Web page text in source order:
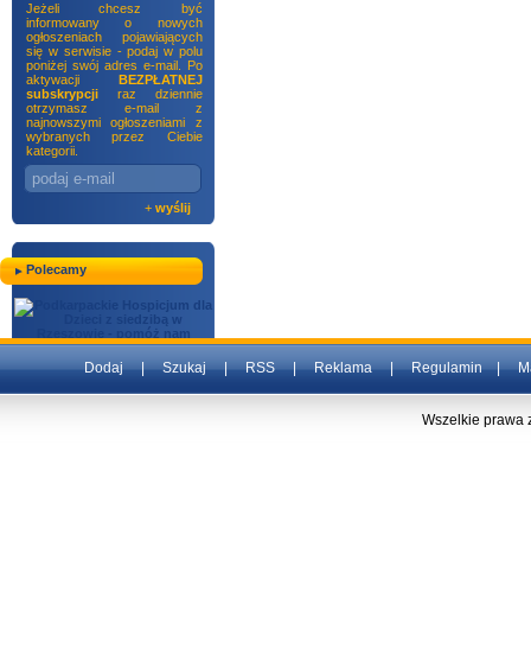
Jeżeli chcesz być
informowany o nowych
ogłoszeniach pojawiających
się w serwisie - podaj w polu
poniżej swój adres e-mail. Po
aktywacji BEZPŁATNEJ
subskrypcji raz dziennie
otrzymasz e-mail z
najnowszymi ogłoszeniami z
wybranych przez Ciebie
kategorii.
+ wyślij
Polecamy
Dodaj|Szukaj|RSS|Reklama|Regulamin|
Wszelkie prawa